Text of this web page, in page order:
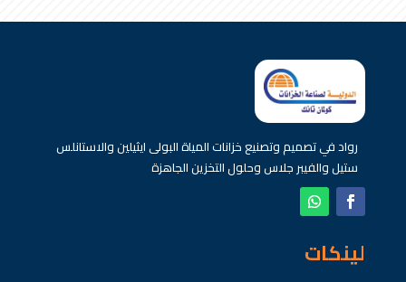
لينكات
رواد في تصميم وتصنيع خزانات المياة البولى ايثيلين والاستانلس
ستيل والفيبر جلاس وحلول التخزين الجاهزة